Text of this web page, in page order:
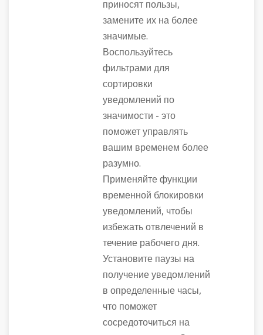
приносят пользы,
замените их на более
значимые.
Воспользуйтесь
фильтрами для
сортировки
уведомлений по
значимости - это
поможет управлять
вашим временем более
разумно.
Применяйте функции
временной блокировки
уведомлений, чтобы
избежать отвлечений в
течение рабочего дня.
Установите паузы на
получение уведомлений
в определенные часы,
что поможет
сосредоточиться на